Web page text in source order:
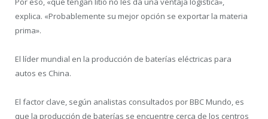
explica. «Probablemente su mejor opción se exportar la materia
prima».
El líder mundial en la producción de baterías eléctricas para
autos es China.
El factor clave, según analistas consultados por BBC Mundo, es
que la producción de baterías se encuentre cerca de los centros